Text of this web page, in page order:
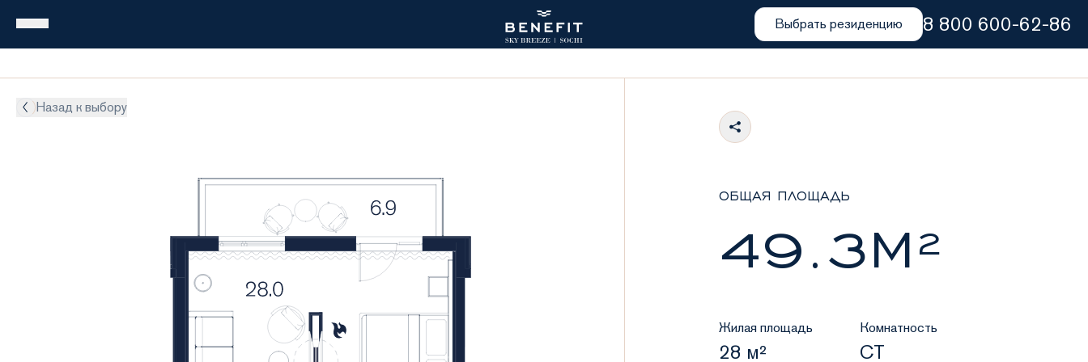
Выбрать резиденцию 8 800 600-62-86
Назад к выбору
ОБЩАЯ ПЛОЩАДЬ
49.3М²
Жилая площадь
28 м²
Комнатность
СТ